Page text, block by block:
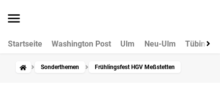
Startseite Washington Post Ulm Neu-Ulm Tübingen
Sonderthemen Frühlingsfest HGV Meßstetten